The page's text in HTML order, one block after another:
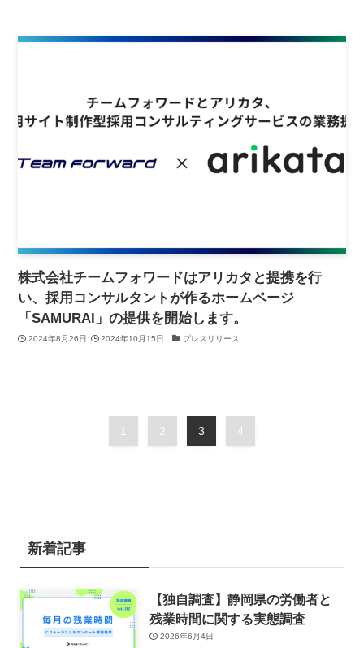
株式会社チームフォワードはアリカタと提携を行
い、採用コンサルタントが作るホームページ
「SAMURAI」の提供を開始します。
2024年8月26日 2024年10月15日 プレスリリース
1 2 3 4
新着記事
【独自調査】静岡県の労働者と
残業時間に関する実態調査
2026年6月4日